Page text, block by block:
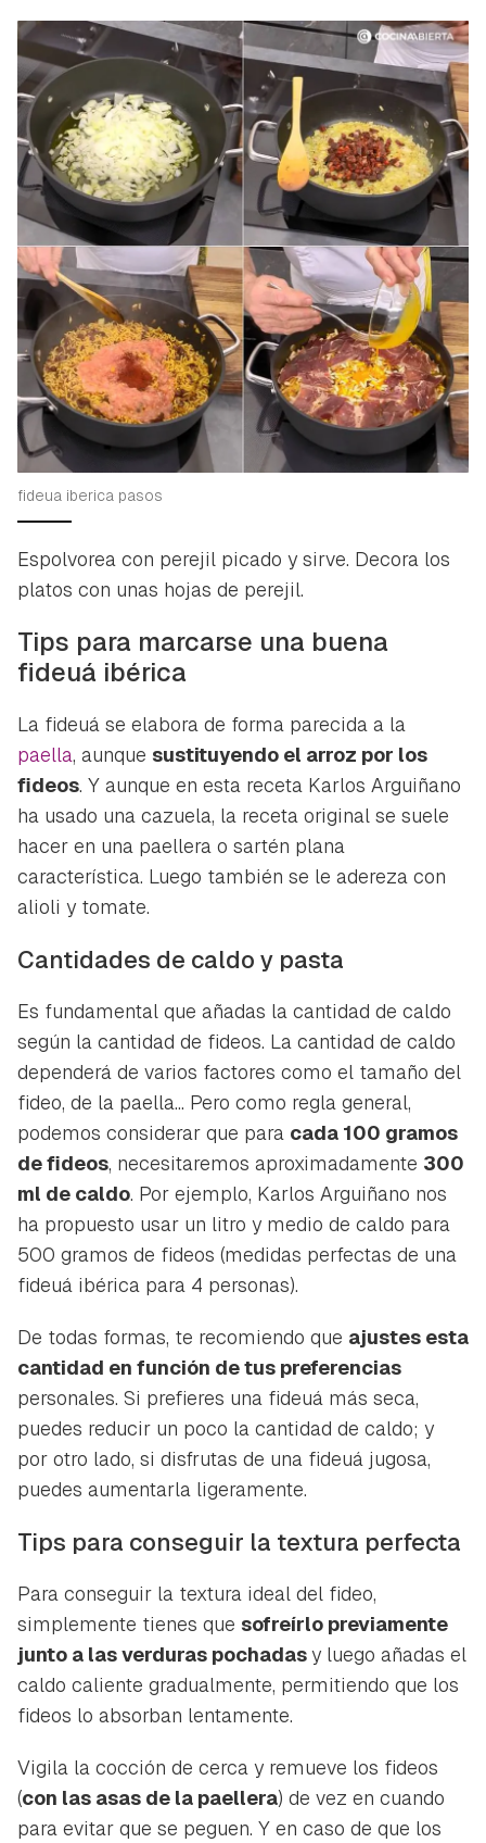
fideua iberica pasos
Espolvorea con perejil picado y sirve. Decora los
platos con unas hojas de perejil.
Tips para marcarse una buena
fideuá ibérica
La fideuá se elabora de forma parecida a la
paella, aunque sustituyendo el arroz por los
fideos. Y aunque en esta receta Karlos Arguiñano
ha usado una cazuela, la receta original se suele
hacer en una paellera o sartén plana
característica. Luego también se le adereza con
alioli y tomate.
Cantidades de caldo y pasta
Es fundamental que añadas la cantidad de caldo
según la cantidad de fideos. La cantidad de caldo
dependerá de varios factores como el tamaño del
fideo, de la paella... Pero como regla general,
podemos considerar que para cada 100 gramos
de fideos, necesitaremos aproximadamente 300
ml de caldo. Por ejemplo, Karlos Arguiñano nos
ha propuesto usar un litro y medio de caldo para
500 gramos de fideos (medidas perfectas de una
fideuá ibérica para 4 personas).
De todas formas, te recomiendo que ajustes esta
cantidad en función de tus preferencias
personales. Si prefieres una fideuá más seca,
puedes reducir un poco la cantidad de caldo; y
por otro lado, si disfrutas de una fideuá jugosa,
puedes aumentarla ligeramente.
Tips para conseguir la textura perfecta
Para conseguir la textura ideal del fideo,
simplemente tienes que sofreírlo previamente
junto a las verduras pochadasy luego añadas el
caldo caliente gradualmente, permitiendo que los
fideos lo absorban lentamente.
Vigila la cocción de cerca y remueve los fideos
(con las asas de la paellera) de vez en cuando
para evitar que se peguen. Y en caso de que los